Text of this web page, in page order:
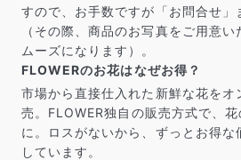
すので、お手数ですが「お問合せ」
（その際、商品のお写真をご用意
ムーズになります）。
FLOWERのお花はなぜお得？
市場から直接仕入れた新鮮な花をオ
売。FLOWER独自の販売方式で、
に。ロスがないから、ずっとお得な
しています。